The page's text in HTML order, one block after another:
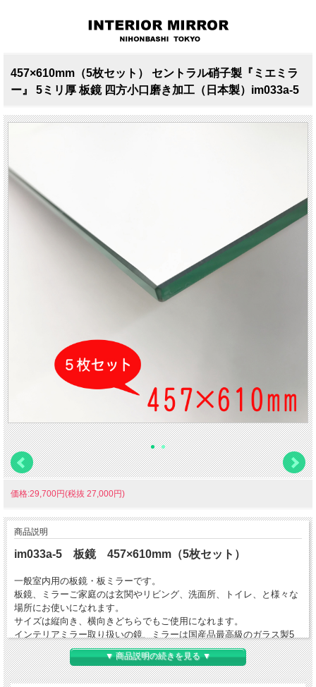
457×610mm（5枚セット） セントラル硝子製『ミエミラ
ー』 5ミリ厚 板鏡 四方小口磨き加工（日本製）im033a-5
価格:29,700円(税抜 27,000円)
商品説明
im033a-5 板鏡 457×610mm（5枚セット）
一般室内用の板鏡・板ミラーです。
板鏡、ミラーご家庭のは玄関やリビング、洗面所、トイレ、と様々な
場所にお使いになれます。
サイズは縦向き、横向きどちらでもご使用になれます。
インテリアミラー取り扱いの鏡、ミラーは国産品最高級のガラス製5
ミリミラーになります。
セントラル硝子株式会社製造の『ミエミラー』（国内生産）です。
規格サイズで販売しておりますが、特注サイズも製作可能です。
▼ 商品説明の続きを見る ▼